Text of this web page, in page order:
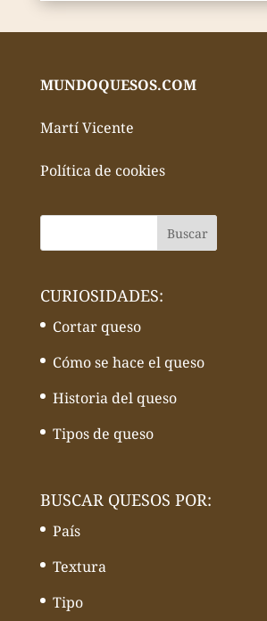
MUNDOQUESOS.COM
Martí Vicente
Política de cookies
CURIOSIDADES:
Cortar queso
Cómo se hace el queso
Historia del queso
Tipos de queso
BUSCAR QUESOS POR:
País
Textura
Tipo